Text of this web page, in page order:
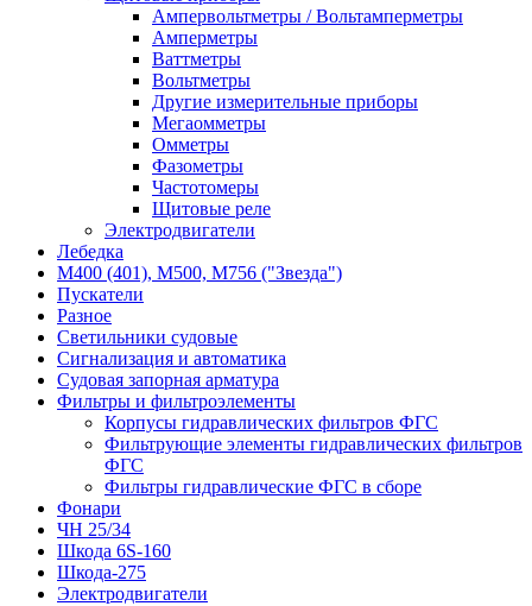
Ампервольтметры / Вольтамперметры
Амперметры
Ваттметры
Вольтметры
Другие измерительные приборы
Мегаомметры
Омметры
Фазометры
Частотомеры
Щитовые реле
Электродвигатели
Лебедка
М400 (401), М500, М756 ("Звезда")
Пускатели
Разное
Светильники судовые
Сигнализация и автоматика
Судовая запорная арматура
Фильтры и фильтроэлементы
Корпусы гидравлических фильтров ФГС
Фильтрующие элементы гидравлических фильтров
ФГС
Фильтры гидравлические ФГС в сборе
Фонари
ЧН 25/34
Шкода 6S-160
Шкода-275
Электродвигатели